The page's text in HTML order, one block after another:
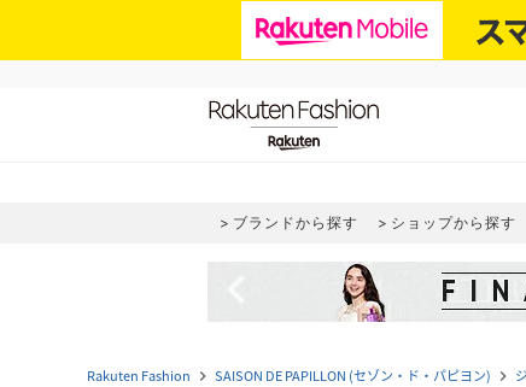
ブランドから探す ショップから探す
Rakuten Fashion navigate_next SAISON DE PAPILLON (セゾン・ド・パピヨン) navigate_next